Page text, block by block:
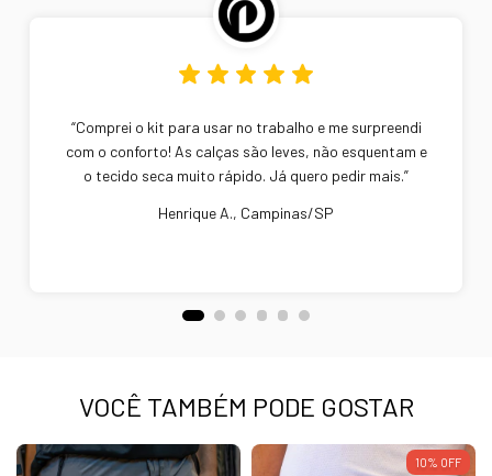
“Comprei o kit para usar no trabalho e me surpreendi
com o conforto! As calças são leves, não esquentam e
o tecido seca muito rápido. Já quero pedir mais.”
Henrique A., Campinas/SP
VOCÊ TAMBÉM PODE GOSTAR
10% OFF